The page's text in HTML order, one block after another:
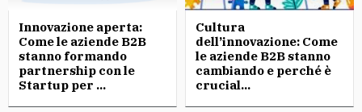
Innovazione aperta:
Come le aziende B2B
stanno formando
partnership con le
Startup per ...
Cultura
dell’innovazione: Come
le aziende B2B stanno
cambiando e perché è
crucial...